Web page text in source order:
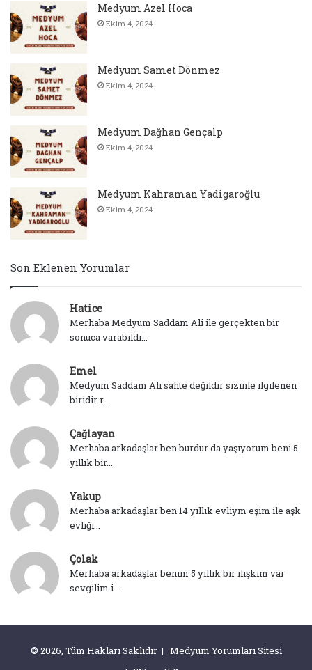
Medyum Azel Hoca
Ekim 4, 2024
Medyum Samet Dönmez
Ekim 4, 2024
Medyum Dağhan Gençalp
Ekim 4, 2024
Medyum Kahraman Yadigaroğlu
Ekim 4, 2024
Son Eklenen Yorumlar
Hatice
Merhaba Medyum Saddam Ali ile gerçekten bir
sonuca varabildi...
Emel
Medyum Saddam Ali sahte değildir sizinle ilgilenen
biridir r...
Çağlayan
Merhaba arkadaşlar ben burdur da yaşıyorum beni 5
yıllık bir...
Yakup
Merhaba arkadaşlar ben 14 yıllık evliym eşim ile aşk
evliği...
Çolak
Merhaba arkadaşlar benim 5 yıllık bir ilişkim var
sevgilim i...
© 2026, Tüm Hakları Saklıdır | Medyum Yorumları Sitesi